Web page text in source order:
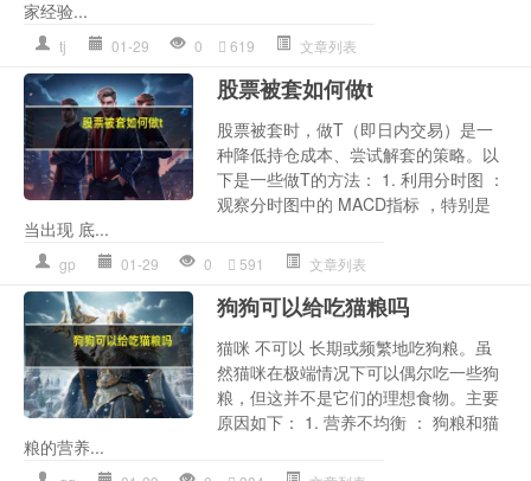
家经验...
tj 01-29 0 619 文章列表
股票被套如何做t
股票被套时，做T（即日内交易）是一
种降低持仓成本、尝试解套的策略。以
下是一些做T的方法： 1. 利用分时图 ：
观察分时图中的 MACD指标 ，特别是
当出现 底...
gp 01-29 0 591 文章列表
狗狗可以给吃猫粮吗
猫咪 不可以 长期或频繁地吃狗粮。虽
然猫咪在极端情况下可以偶尔吃一些狗
粮，但这并不是它们的理想食物。主要
原因如下： 1. 营养不均衡 ： 狗粮和猫
粮的营养...